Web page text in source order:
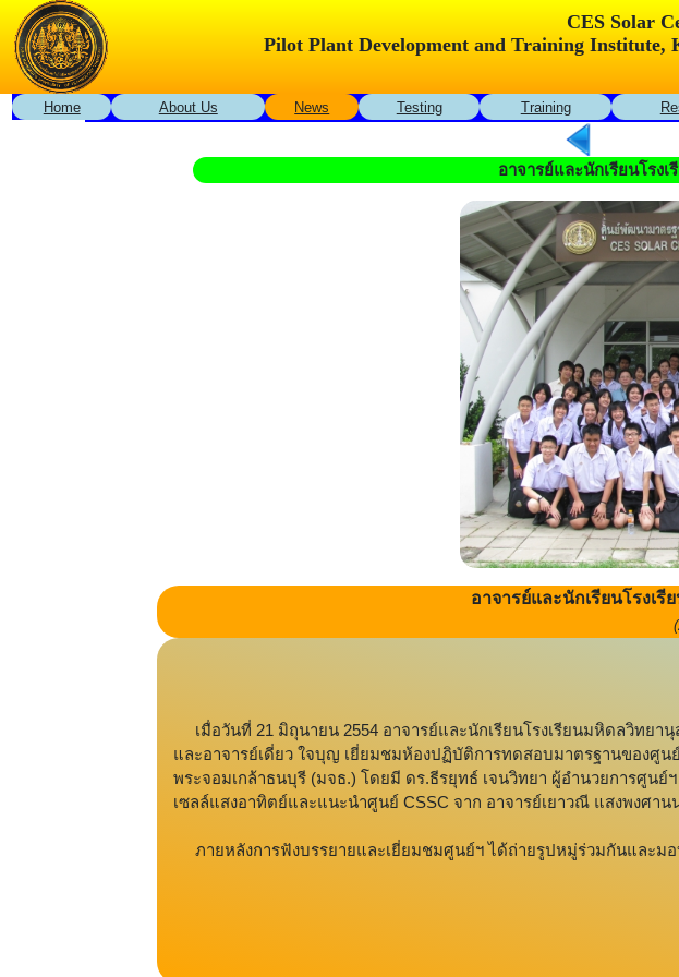
CES Solar
Pilot Plant Development and Training
Home About Us News Testing Training
อาจารย์และนักเรียนโรง
อาจารย์และนักเรียนโรงเ
เมื่อวันที่ 21 มิถุนายน 2554 อาจารย์และนักเรียนโรงเรียนมหิดลวิทย
และอาจารย์เดี่ยว ใจบุญ เยี่ยมชมห้องปฏิบัติการทดสอบมาตรฐานของศู
พระจอมเกล้าธนบุรี (มจธ.) โดยมี ดร.ธีรยุทธ์ เจนวิทยา ผู้อำนวยการศูน
เซลล์แสงอาทิตย์และแนะนำศูนย์ CSSC จาก อาจารย์เยาวณี แสงพงศาน
ภายหลังการฟังบรรยายและเยี่ยมชมศูนย์ฯ ได้ถ่ายรูปหมู่ร่วมกันและม